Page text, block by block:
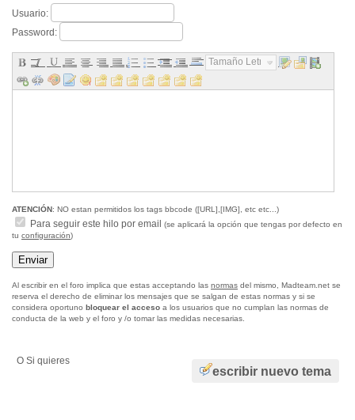
Usuario:
Password:
Tamaño Letra...
ATENCIÓN: NO estan permitidos los tags bbcode ([URL],[IMG], etc etc...)
Para seguir este hilo por email
(se aplicará la opción que tengas por defecto en
tu configuración)
Al escribir en el foro implica que estas acceptando las normas del mismo, Madteam.net se
reserva el derecho de eliminar los mensajes que se salgan de estas normas y si se
considera oportuno bloquear el acceso a los usuarios que no cumplan las normas de
conducta de la web y el foro y /o tomar las medidas necesarias.
escribir nuevo tema
O Si quieres